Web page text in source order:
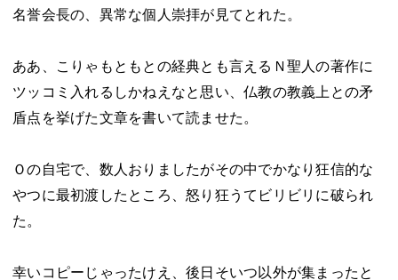
名誉会長の、異常な個人崇拝が見てとれた。
ああ、こりゃもともとの経典とも言えるＮ聖人の著作に
ツッコミ入れるしかねえなと思い、仏教の教義上との矛
盾点を挙げた文章を書いて読ませた。
Ｏの自宅で、数人おりましたがその中でかなり狂信的な
やつに最初渡したところ、怒り狂うてビリビリに破られ
た。
幸いコピーじゃったけえ、後日そいつ以外が集まったと